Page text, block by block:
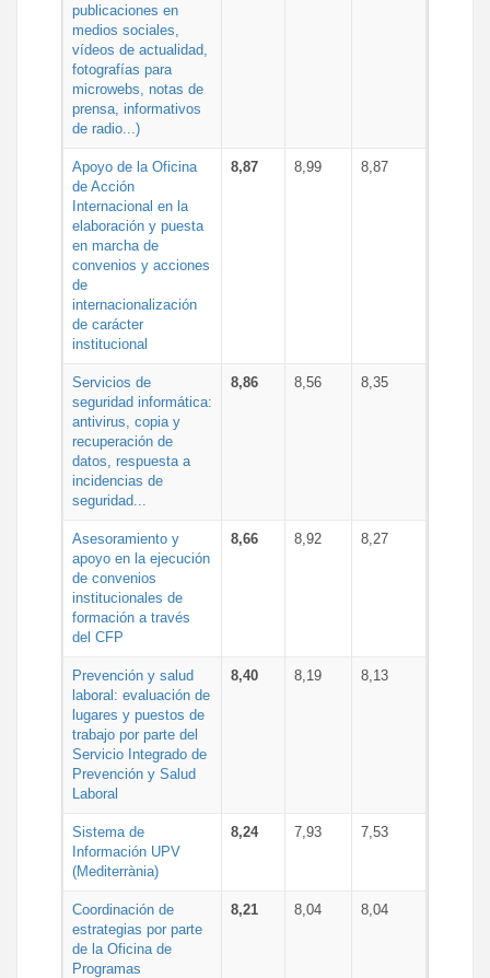
publicaciones en
medios sociales,
vídeos de actualidad,
fotografías para
microwebs, notas de
prensa, informativos
de radio...)
Apoyo de la Oficina
de Acción
Internacional en la
elaboración y puesta
en marcha de
convenios y acciones
de
internacionalización
de carácter
institucional
8,87 8,99 8,87
Servicios de
seguridad informática:
antivirus, copia y
recuperación de
datos, respuesta a
incidencias de
seguridad...
8,86 8,56 8,35
Asesoramiento y
apoyo en la ejecución
de convenios
institucionales de
formación a través
del CFP
8,66 8,92 8,27
Prevención y salud
laboral: evaluación de
lugares y puestos de
trabajo por parte del
Servicio Integrado de
Prevención y Salud
Laboral
8,40 8,19 8,13
Sistema de
Información UPV
(Mediterrània)
8,24 7,93 7,53
Coordinación de
estrategias por parte
de la Oficina de
Programas
8,21 8,04 8,04